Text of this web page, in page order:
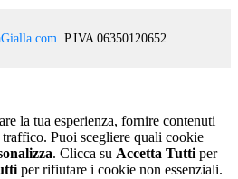
. P.IVA 06350120652
la tua esperienza, fornire contenuti
Puoi scegliere quali cookie
. Clicca su Accetta Tutti per
per rifiutare i cookie non essenziali.